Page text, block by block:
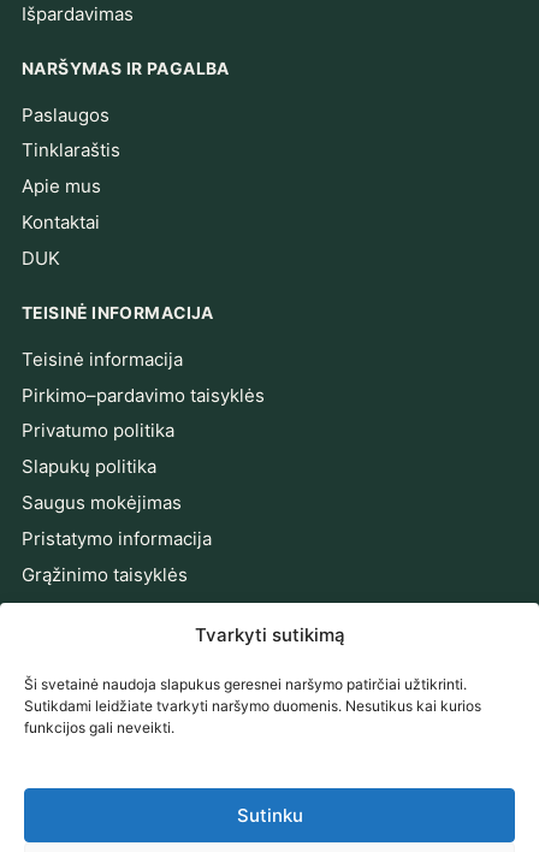
Tvarkyti sutikimą
Ši svetainė naudoja slapukus geresnei naršymo patirčiai užtikrinti.
Sutikdami leidžiate tvarkyti naršymo duomenis. Nesutikus kai kurios
funkcijos gali neveikti.
Sutinku
Išpardavimas
NARŠYMAS IR PAGALBA
Paslaugos
Tinklaraštis
Apie mus
Kontaktai
DUK
TEISINĖ INFORMACIJA
Teisinė informacija
Pirkimo–pardavimo taisyklės
Privatumo politika
Slapukų politika
Saugus mokėjimas
Pristatymo informacija
Grąžinimo taisyklės
Prieinamumo pareiškimas
PRENUMERUOKITE NAUJIENAS
Gaukite naujienas, pasiūlymus ir patarimus tiesiai į el.
Prenumeruoti